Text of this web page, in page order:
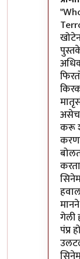
असेच
करू
गेली
पंप्र